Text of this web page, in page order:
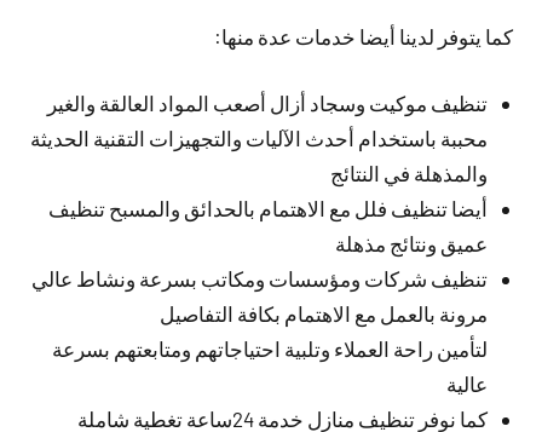
كما يتوفر لدينا أيضا خدمات عدة منها:
تنظيف موكيت وسجاد أزال أصعب المواد العالقة والغير
محببة باستخدام أحدث الآليات والتجهيزات التقنية الحديثة
والمذهلة في النتائج
أيضا تنظيف فلل مع الاهتمام بالحدائق والمسبح تنظيف
عميق ونتائج مذهلة
تنظيف شركات ومؤسسات ومكاتب بسرعة ونشاط عالي
مرونة بالعمل مع الاهتمام بكافة التفاصيل
لتأمين راحة العملاء وتلبية احتياجاتهم ومتابعتهم بسرعة
عالية
كما نوفر تنظيف منازل خدمة 24ساعة تغطية شاملة